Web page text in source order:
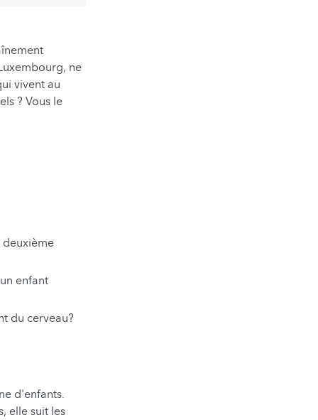
ne
vivent au
? Vous le
enfant
du cerveau?
d'enfants.
elle suit les